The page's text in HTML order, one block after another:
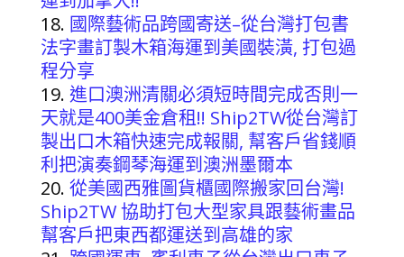
國際藝術品跨國寄送–從台灣打包書
法字畫訂製木箱海運到美國裝潢, 打包過
程分享
進口澳洲清關必須短時間完成否則一
天就是400美金倉租!! Ship2TW從台灣訂
製出口木箱快速完成報關, 幫客戶省錢順
利把演奏鋼琴海運到澳洲墨爾本
從美國西雅圖貨櫃國際搬家回台灣!
Ship2TW 協助打包大型家具跟藝術畫品
幫客戶把東西都運送到高雄的家